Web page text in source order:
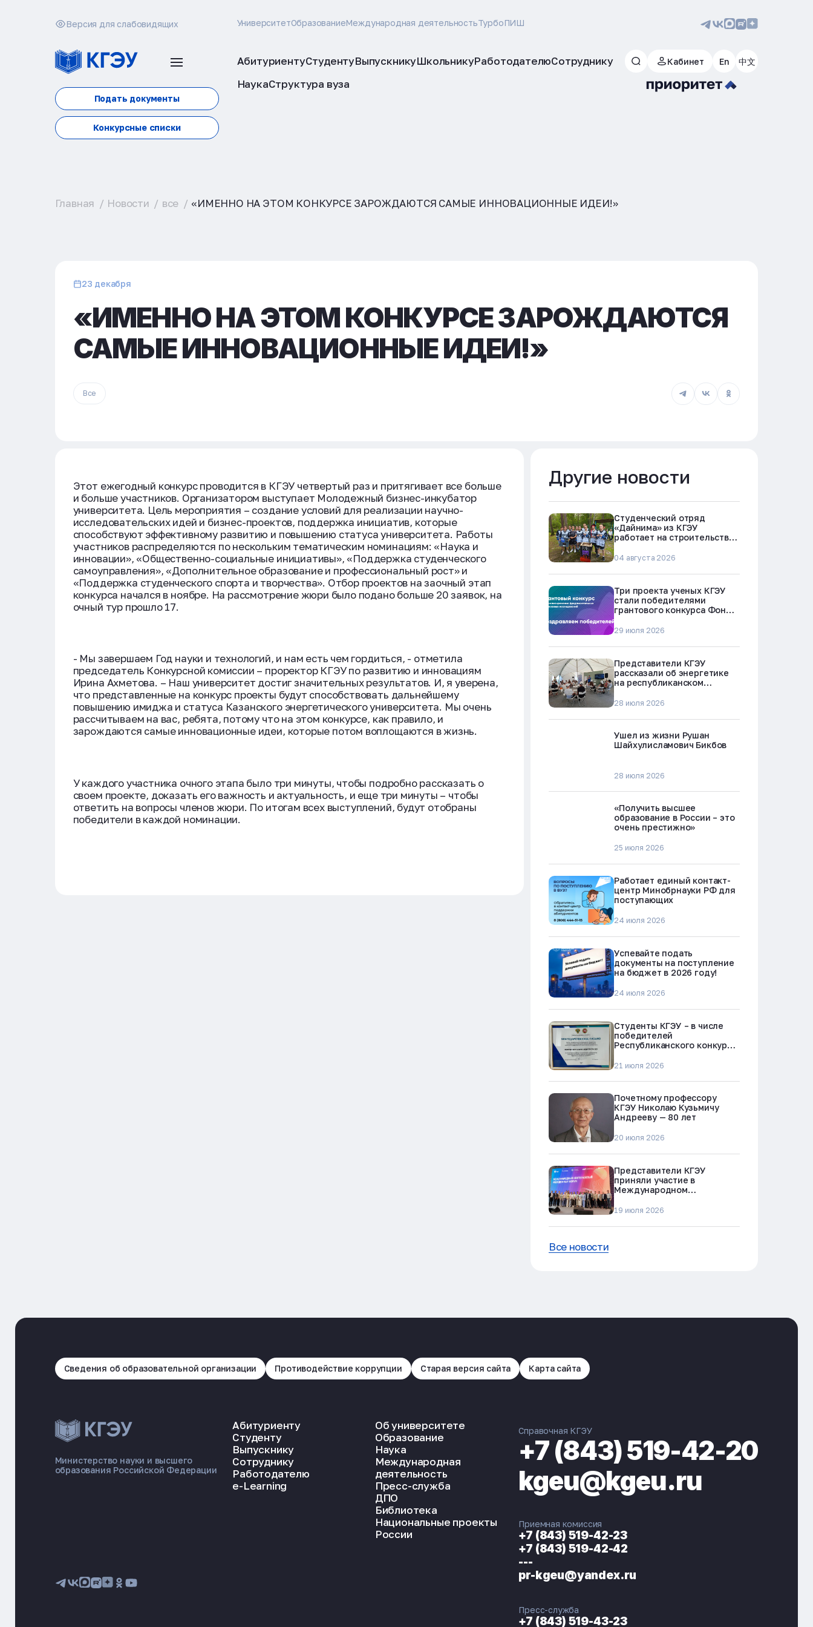
Версия для слабовидящих УниверситетОбразованиеМеждународная деятельностьТурбоПИШ
Подать документы
Конкурсные списки
АбитуриентуСтудентуВыпускникуШкольникуРаботодателюСотруднику
НаукаСтруктура вуза
Кабинет En 中文
ЭНЕРГОКОД — ПОМОЩНИК КГЭУ
Главная Новости все «ИМЕННО НА ЭТОМ КОНКУРСЕ ЗАРОЖДАЮТСЯ САМЫЕ ИННОВАЦИОННЫЕ ИДЕИ!»
23 декабря
«ИМЕННО НА ЭТОМ КОНКУРСЕ ЗАРОЖДАЮТСЯ
САМЫЕ ИННОВАЦИОННЫЕ ИДЕИ!»
Все
Этот ежегодный конкурс проводится в КГЭУ четвертый раз и притягивает все больше
и больше участников. Организатором выступает Молодежный бизнес-инкубатор
университета. Цель мероприятия – создание условий для реализации научно-
исследовательских идей и бизнес-проектов, поддержка инициатив, которые
способствуют эффективному развитию и повышению статуса университета. Работы
участников распределяются по нескольким тематическим номинациям: «Наука и
инновации», «Общественно-социальные инициативы», «Поддержка студенческого
самоуправления», «Дополнительное образование и профессиональный рост» и
«Поддержка студенческого спорта и творчества». Отбор проектов на заочный этап
конкурса начался в ноябре. На рассмотрение жюри было подано больше 20 заявок, на
очный тур прошло 17.
- Мы завершаем Год науки и технологий, и нам есть чем гордиться, - отметила
председатель Конкурсной комиссии – проректор КГЭУ по развитию и инновациям
Ирина Ахметова. – Наш университет достиг значительных результатов. И, я уверена,
что представленные на конкурс проекты будут способствовать дальнейшему
повышению имиджа и статуса Казанского энергетического университета. Мы очень
рассчитываем на вас, ребята, потому что на этом конкурсе, как правило, и
зарождаются самые инновационные идеи, которые потом воплощаются в жизнь.
У каждого участника очного этапа было три минуты, чтобы подробно рассказать о
своем проекте, доказать его важность и актуальность, и еще три минуты – чтобы
ответить на вопросы членов жюри. По итогам всех выступлений, будут отобраны
победители в каждой номинации.
Другие новости
Студенческий отряд
«Дайнима» из КГЭУ
работает на строительстве
04 августа 2026
Три проекта ученых КГЭУ
стали победителями
грантового конкурса Фонда
Республики Татарстан
29 июля 2026
Представители КГЭУ
рассказали об энергетике
на республиканском
«Профессии будущего»
28 июля 2026
Ушел из жизни Рушан
Шайхулисламович Бикбов
28 июля 2026
«Получить высшее
образование в России – это
очень престижно»
25 июля 2026
Работает единый контакт-
центр Минобрнауки РФ для
поступающих
24 июля 2026
Успевайте подать
документы на поступление
на бюджет в 2026 году!
24 июля 2026
Студенты КГЭУ – в числе
победителей
Республиканского конкурса
наркотиков и телефонного
21 июля 2026
Почетному профессору
КГЭУ Николаю Кузьмичу
Андрееву — 80 лет
20 июля 2026
Представители КГЭУ
приняли участие в
Международном
форуме в Альметьевске
19 июля 2026
Все новости
Сведения об образовательной организации Противодействие коррупции Старая версия сайта Карта сайта
Министерство науки и высшего
образования Российской Федерации
Абитуриенту
Студенту
Выпускнику
Сотруднику
Работодателю
e-Learning
Об университете
Образование
Наука
Международная
деятельность
Пресс-служба
ДПО
Библиотека
Национальные проекты
России
Справочная КГЭУ
+7 (843) 519-42-20
kgeu@kgeu.ru
Приемная комиссия
+7 (843) 519-42-23
+7 (843) 519-42-42
---
pr-kgeu@yandex.ru
Пресс-служба
+7 (843) 519-43-23